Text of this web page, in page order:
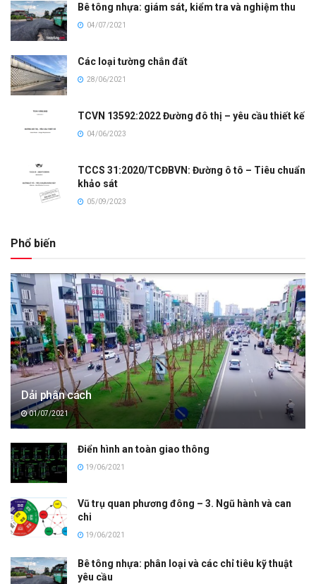
Bê tông nhựa: giám sát, kiểm tra và nghiệm thu
04/07/2021
Các loại tường chắn đất
28/06/2021
TCVN 13592:2022 Đường đô thị – yêu cầu thiết kế
04/06/2023
TCCS 31:2020/TCĐBVN: Đường ô tô – Tiêu chuẩn
khảo sát
05/09/2023
Phổ biến
Dải phân cách
01/07/2021
Điển hình an toàn giao thông
19/06/2021
Vũ trụ quan phương đông – 3. Ngũ hành và can
chi
19/06/2021
Bê tông nhựa: phân loại và các chỉ tiêu kỹ thuật
yêu cầu